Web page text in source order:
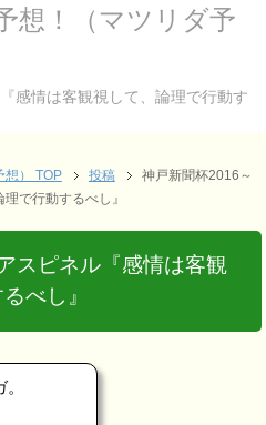
想！（マツリダ予
感情は客観視して、論理で行動す
想） TOP 投稿
神戸新聞杯2016～
で行動するべし』
スピネル『感情は客観
べし』